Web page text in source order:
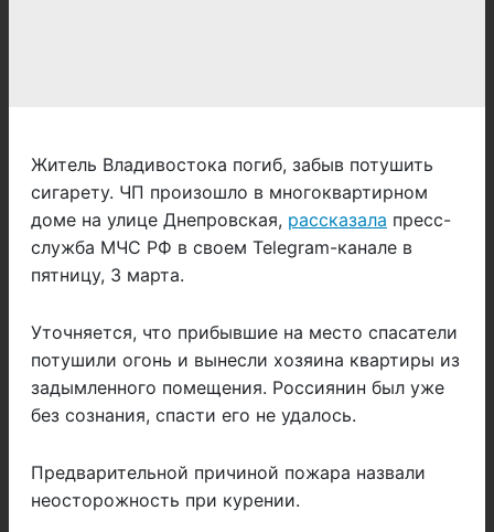
Житель Владивостока погиб, забыв потушить
сигарету. ЧП произошло в многоквартирном
доме на улице Днепровская, рассказала пресс-
служба МЧС РФ в своем Telegram-канале в
пятницу, 3 марта.
Уточняется, что прибывшие на место спасатели
потушили огонь и вынесли хозяина квартиры из
задымленного помещения. Россиянин был уже
без сознания, спасти его не удалось.
Предварительной причиной пожара назвали
неосторожность при курении.